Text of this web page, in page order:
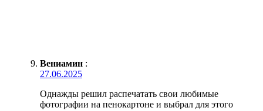
Вениамин :
27.06.2025
Однажды решил распечатать свои любимые
фотографии на пенокартоне и выбрал для этого